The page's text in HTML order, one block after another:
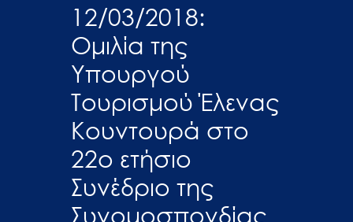
12/03/2018:
Ομιλία της
Υπουργού
Τουρισμού Έλενας
Κουντουρά στο
22ο ετήσιο
Συνέδριο της
Συνομοσπονδίας